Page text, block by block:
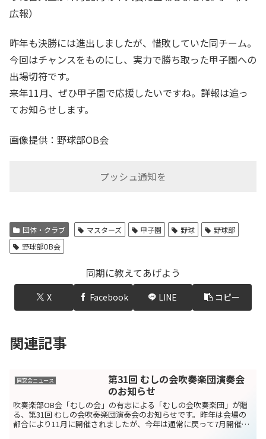
広報）
昨年も決勝には進出しましたが、惜敗していた同チーム。
今回はチャンスをものにし、実力で勝ち取った甲子園への
出場切符です。
来年11月、ぜひ甲子園で応援したいですね。詳報は追っ
てお知らせします。
画像提供：野球部OB会
プッシュ通知を
団体・クラブ マスターズ 甲子園 野球
野球部
野球部OB会
同期に教えてあげよう
X Facebook LINE コピー
関連記事
同窓会ニュース
第31回 むしの会吹奏楽団演奏会
のお知らせ
吹奏楽部OB会「むしの会」の有志による「むしの会吹奏楽団」が贈
る、第31回 むしの会吹奏楽団演奏会のお知らせです。昨年は会場の
都合により11月に開催されましたが、今年は通常に戻って7月開催で